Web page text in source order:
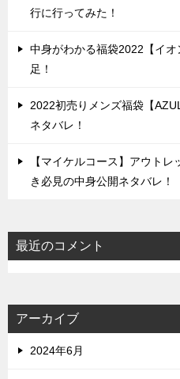
行に行ってみた！
中身がわかる福袋2022【イ
足！
2022初売りメンズ福袋【
ネタバレ！
【マイケルコース】アウト
き必見の中身公開ネタバレ！
最近のコメント
アーカイブ
2024年6月